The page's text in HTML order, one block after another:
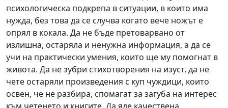
психологическа подкрепа в ситуации, в които има
нужда, без това да се случва когато вече ножът е
опрял в кокала. Да не бъде претоварвано от
излишна, остаряла и ненужна информация, а да се
учи на практически умения, които ще му помогнат в
живота. Да не зубри стихотворения на изуст, да не
чете остаряли произведения с куп чуждици, които
освен, че не разбира, спомагат за загуба на интерес